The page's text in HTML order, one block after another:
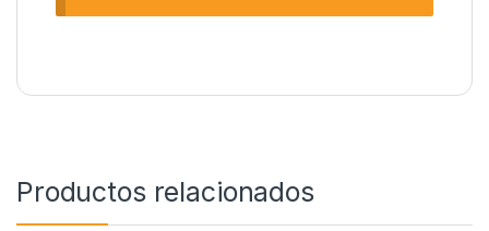
Productos relacionados